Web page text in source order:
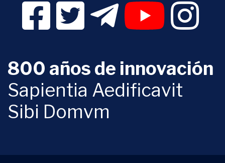
Facebook Digital UVa (se abrirá en una nueva
Twitter Digital UVa (se abrirá en una
Telegram Digital UVa (se
YouTube Digital
800 años de innovación
Sapientia Aedificavit
Sibi Domvm